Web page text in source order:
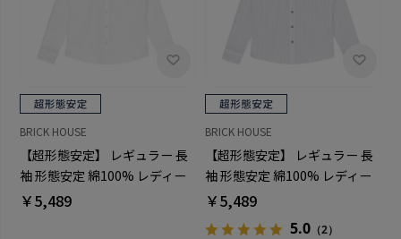
BRICK HOUSE
【超形態安定】 レギュラー 長
袖 形態安定 綿100% レディー
スシャツ
￥5,489
BRICK HOUSE
【超形態安定】 レギュラー 長
袖 形態安定 綿100% レディー
スシャツ
￥5,489
5.0 （2）